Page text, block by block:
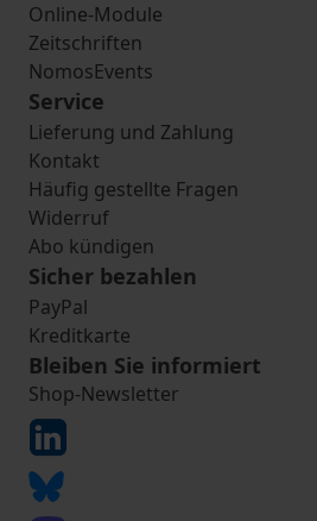
Online-Module
Zeitschriften
NomosEvents
Service
Lieferung und Zahlung
Kontakt
Häufig gestellte Fragen
Widerruf
Abo kündigen
Sicher bezahlen
PayPal
Kreditkarte
Bleiben Sie informiert
Shop-Newsletter